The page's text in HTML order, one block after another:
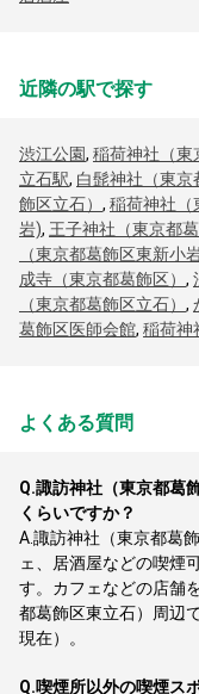
近隣の駅で探す
渋江公園, 稲荷神社（東
立石駅, 白髭神社（東京
飾区立石） , 稲荷神社（
岩), 王子神社（東京都葛
（東京都葛飾区東新小岩
成寺（東京都葛飾区） ,
（東京都葛飾区立石） ,
葛飾区医師会館, 稲荷神
よくある質問
Q.諏訪神社（東京都葛
くらいですか？
A.諏訪神社（東京都葛
ェ、居酒屋などの喫煙
す。カフェなどの店舗
都葛飾区東立石）周辺
現在）。
Q.喫煙所以外の喫煙ス